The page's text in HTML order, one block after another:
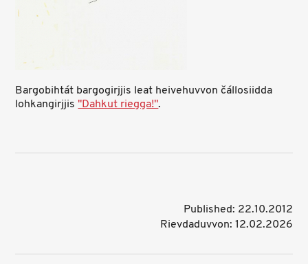
Bargobihtát bargogirjjis leat heivehuvvon čállosiidda
lohkangirjjis"Dahkut riegga!".
Published: 22.10.2012
Rievdaduvvon: 12.02.2026